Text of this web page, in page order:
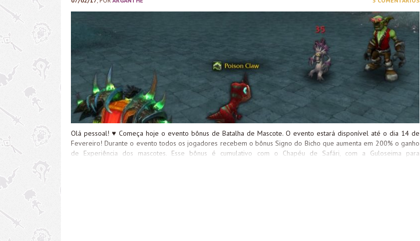
de fogo é passada ao utilizar uma Poção Elevada de...
Olá pessoal! ♥ Começa hoje o evento bônus de Batalha de Mascote. O evento estará disponível até o dia 14 de
Fevereiro! Durante o evento todos os jogadores recebem o bônus Signo do Bicho que aumenta em 200% o ganho
de Experiência dos mascotes. Esse bônus é cumulativo com o Chapéu de Safári, com a Guloseima para